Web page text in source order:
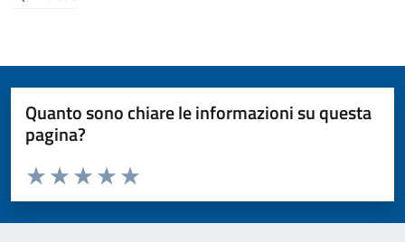
Quanto sono chiare le informazioni su questa
pagina?
Valuta da 1 a 5 stelle la pagina
Valuta 5 stelle su 5
Valuta 4 stelle su 5
Valuta 3 stelle su 5
Valuta 2 stelle su 5
Valuta 1 stelle su 5